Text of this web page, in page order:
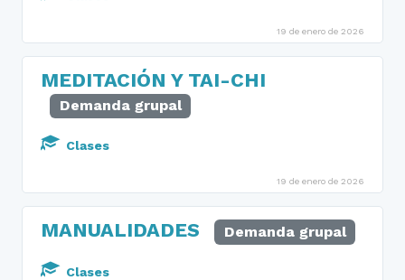
19 de enero de 2026
MEDITACIÓN Y TAI-CHI
Demanda grupal
Clases
19 de enero de 2026
MANUALIDADES Demanda grupal
Clases